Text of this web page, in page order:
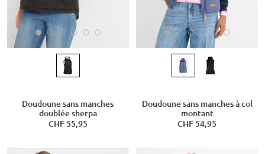
Doudoune sans manches
doublée sherpa
CHF 55,95
Doudoune sans manches à col
montant
CHF 54,95